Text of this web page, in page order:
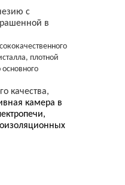
с
в
плотной
основного
качества,
камера в